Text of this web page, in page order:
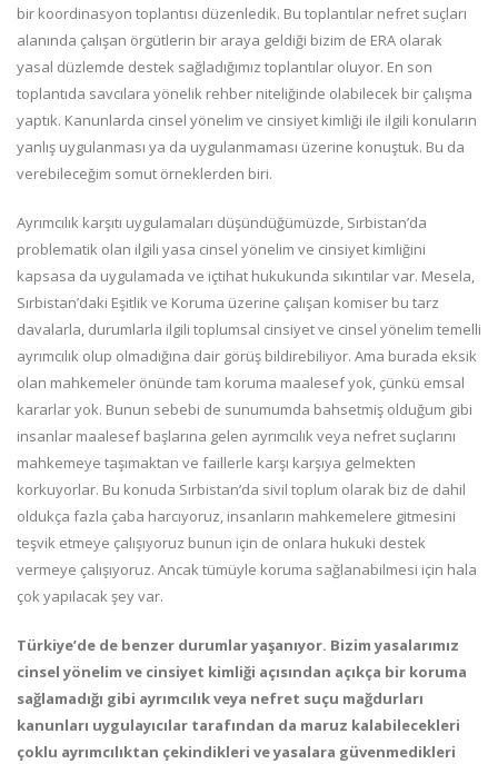
bir koordinasyon toplantısı düzenledik. Bu toplantılar nefret suçları
alanında çalışan örgütlerin bir araya geldiği bizim de ERA olarak
yasal düzlemde destek sağladığımız toplantılar oluyor. En son
toplantıda savcılara yönelik rehber niteliğinde olabilecek bir çalışma
yaptık. Kanunlarda cinsel yönelim ve cinsiyet kimliği ile ilgili konuların
yanlış uygulanması ya da uygulanmaması üzerine konuştuk. Bu da
verebileceğim somut örneklerden biri.
Ayrımcılık karşıtı uygulamaları düşündüğümüzde, Sırbistan’da
problematik olan ilgili yasa cinsel yönelim ve cinsiyet kimliğini
kapsasa da uygulamada ve içtihat hukukunda sıkıntılar var. Mesela,
Sırbistan’daki Eşitlik ve Koruma üzerine çalışan komiser bu tarz
davalarla, durumlarla ilgili toplumsal cinsiyet ve cinsel yönelim temelli
ayrımcılık olup olmadığına dair görüş bildirebiliyor. Ama burada eksik
olan mahkemeler önünde tam koruma maalesef yok, çünkü emsal
kararlar yok. Bunun sebebi de sunumumda bahsetmiş olduğum gibi
insanlar maalesef başlarına gelen ayrımcılık veya nefret suçlarını
mahkemeye taşımaktan ve faillerle karşı karşıya gelmekten
korkuyorlar. Bu konuda Sırbistan’da sivil toplum olarak biz de dahil
oldukça fazla çaba harcıyoruz, insanların mahkemelere gitmesini
teşvik etmeye çalışıyoruz bunun için de onlara hukuki destek
vermeye çalışıyoruz. Ancak tümüyle koruma sağlanabilmesi için hala
çok yapılacak şey var.
Türkiye’de de benzer durumlar yaşanıyor. Bizim yasalarımız
cinsel yönelim ve cinsiyet kimliği açısından açıkça bir koruma
sağlamadığı gibi ayrımcılık veya nefret suçu mağdurları
kanunları uygulayıcılar tarafından da maruz kalabilecekleri
çoklu ayrımcılıktan çekindikleri ve yasalara güvenmedikleri